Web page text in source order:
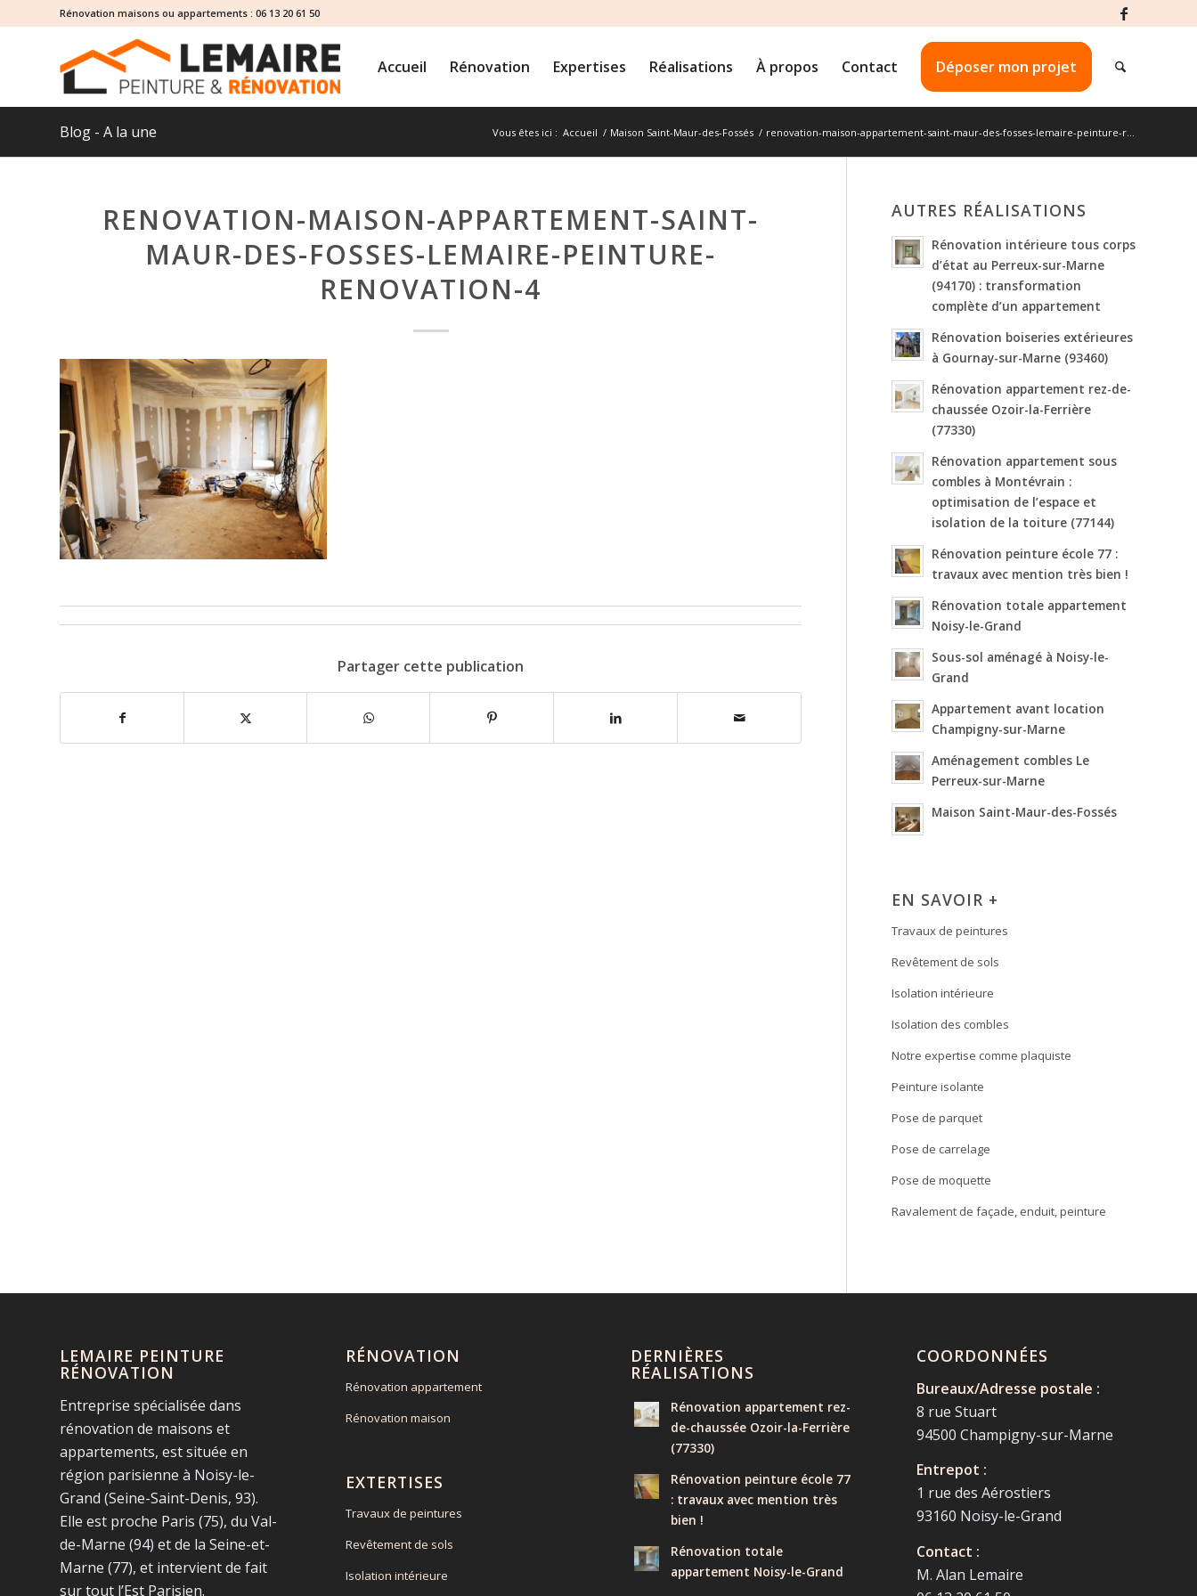
Rénovation maisons ou appartements : 06 13 20 61 50
Accueil Rénovation Expertises Réalisations À propos Contact Déposer mon projet
Blog - A la une Vous êtes ici : Accueil / Maison Saint-Maur-des-Fossés / renovation-maison-appartement-saint-maur-des-fosses-lemaire-peinture-r...
RENOVATION-MAISON-APPARTEMENT-SAINT-
MAUR-DES-FOSSES-LEMAIRE-PEINTURE-
RENOVATION-4
Partager cette publication
AUTRES RÉALISATIONS
Rénovation intérieure tous corps
d’état au Perreux-sur-Marne
(94170) : transformation
complète d’un appartement
Rénovation boiseries extérieures
à Gournay-sur-Marne (93460)
Rénovation appartement rez-de-
chaussée Ozoir-la-Ferrière
(77330)
Rénovation appartement sous
combles à Montévrain :
optimisation de l’espace et
isolation de la toiture (77144)
Rénovation peinture école 77 :
travaux avec mention très bien !
Rénovation totale appartement
Noisy-le-Grand
Sous-sol aménagé à Noisy-le-
Grand
Appartement avant location
Champigny-sur-Marne
Aménagement combles Le
Perreux-sur-Marne
Maison Saint-Maur-des-Fossés
EN SAVOIR +
Travaux de peintures
Revêtement de sols
Isolation intérieure
Isolation des combles
Notre expertise comme plaquiste
Peinture isolante
Pose de parquet
Pose de carrelage
Pose de moquette
Ravalement de façade, enduit, peinture
LEMAIRE PEINTURE
RÉNOVATION
Entreprise spécialisée dans
rénovation de maisons et
appartements, est située en
région parisienne à Noisy-le-
Grand (Seine-Saint-Denis, 93).
Elle est proche Paris (75), du Val-
de-Marne (94) et de la Seine-et-
Marne (77), et intervient de fait
sur tout l’Est Parisien.
RÉNOVATION
Rénovation appartement
Rénovation maison
EXTERTISES
Travaux de peintures
Revêtement de sols
Isolation intérieure
DERNIÈRES
RÉALISATIONS
Rénovation appartement rez-
de-chaussée Ozoir-la-Ferrière
(77330)
Rénovation peinture école 77
: travaux avec mention très
bien !
Rénovation totale
appartement Noisy-le-Grand
COORDONNÉES
Bureaux/Adresse postale :
8 rue Stuart
94500 Champigny-sur-Marne
Entrepot :
1 rue des Aérostiers
93160 Noisy-le-Grand
Contact :
M. Alan Lemaire